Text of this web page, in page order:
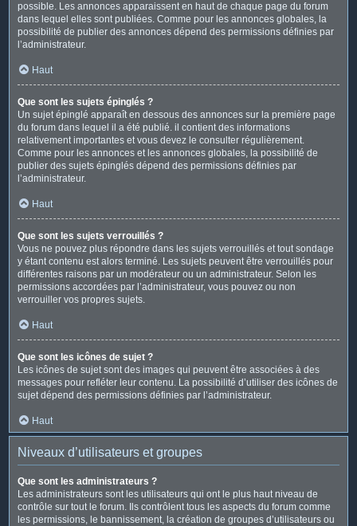
possible. Les annonces apparaissent en haut de chaque page du forum
dans lequel elles sont publiées. Comme pour les annonces globales, la
possibilité de publier des annonces dépend des permissions définies par
l’administrateur.
Haut
Que sont les sujets épinglés ?
Un sujet épinglé apparaît en dessous des annonces sur la première page
du forum dans lequel il a été publié. il contient des informations
relativement importantes et vous devez le consulter régulièrement.
Comme pour les annonces et les annonces globales, la possibilité de
publier des sujets épinglés dépend des permissions définies par
l’administrateur.
Haut
Que sont les sujets verrouillés ?
Vous ne pouvez plus répondre dans les sujets verrouillés et tout sondage
y étant contenu est alors terminé. Les sujets peuvent être verrouillés pour
différentes raisons par un modérateur ou un administrateur. Selon les
permissions accordées par l’administrateur, vous pouvez ou non
verrouiller vos propres sujets.
Haut
Que sont les icônes de sujet ?
Les icônes de sujet sont des images qui peuvent être associées à des
messages pour refléter leur contenu. La possibilité d’utiliser des icônes de
sujet dépend des permissions définies par l’administrateur.
Haut
Niveaux d’utilisateurs et groupes
Que sont les administrateurs ?
Les administrateurs sont les utilisateurs qui ont le plus haut niveau de
contrôle sur tout le forum. Ils contrôlent tous les aspects du forum comme
les permissions, le bannissement, la création de groupes d’utilisateurs ou